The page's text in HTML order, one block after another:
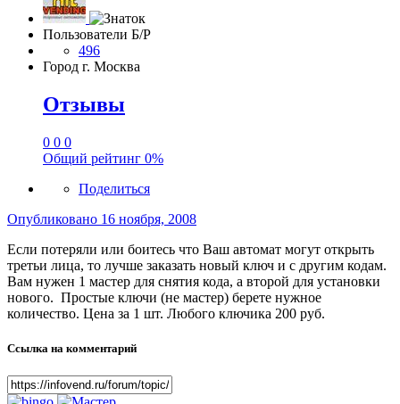
Пользователи Б/Р
496
Город г. Москва
Отзывы
0 0 0
Общий рейтинг 0%
Поделиться
Опубликовано 16 ноября, 2008
Если потеряли или боитесь что Ваш автомат могут открыть
третьи лица, то лучше заказать новый ключ и с другим кодам.
Вам нужен 1 мастер для снятия кода, а второй для установки
нового. Простые ключи (не мастер) берете нужное
количество. Цена за 1 шт. Любого ключика 200 руб.
Ссылка на комментарий